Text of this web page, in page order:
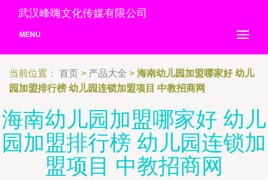
武汉峰嗨文化传媒有限公司
MENU
当前位置： 首页 > 产品大全 > 海南幼儿园加盟哪家好 幼儿
园加盟排行榜 幼儿园连锁加盟项目 中教招商网
海南幼儿园加盟哪家好 幼儿
园加盟排行榜 幼儿园连锁加
盟项目 中教招商网